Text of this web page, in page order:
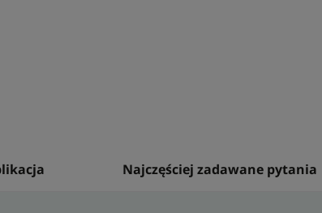
naskórka.
widoczność śladów na powierzchni skóry.
Najczęściej zadawane pytania